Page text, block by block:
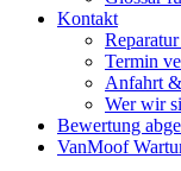
Kontakt
Termin
Anfahrt
Wer wir
Bewertung
VanMoof